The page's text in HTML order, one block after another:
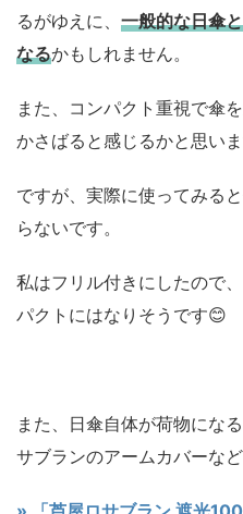
るがゆえに、 一般的な日傘
なるかもしれません。
また、コンパクト重視で傘
かさばると感じるかと思いま
ですが、実際に使ってみる
らないです。
私はフリル付きにしたので
パクトにはなりそうです😊
また、日傘自体が荷物にな
サブランのアームカバーな